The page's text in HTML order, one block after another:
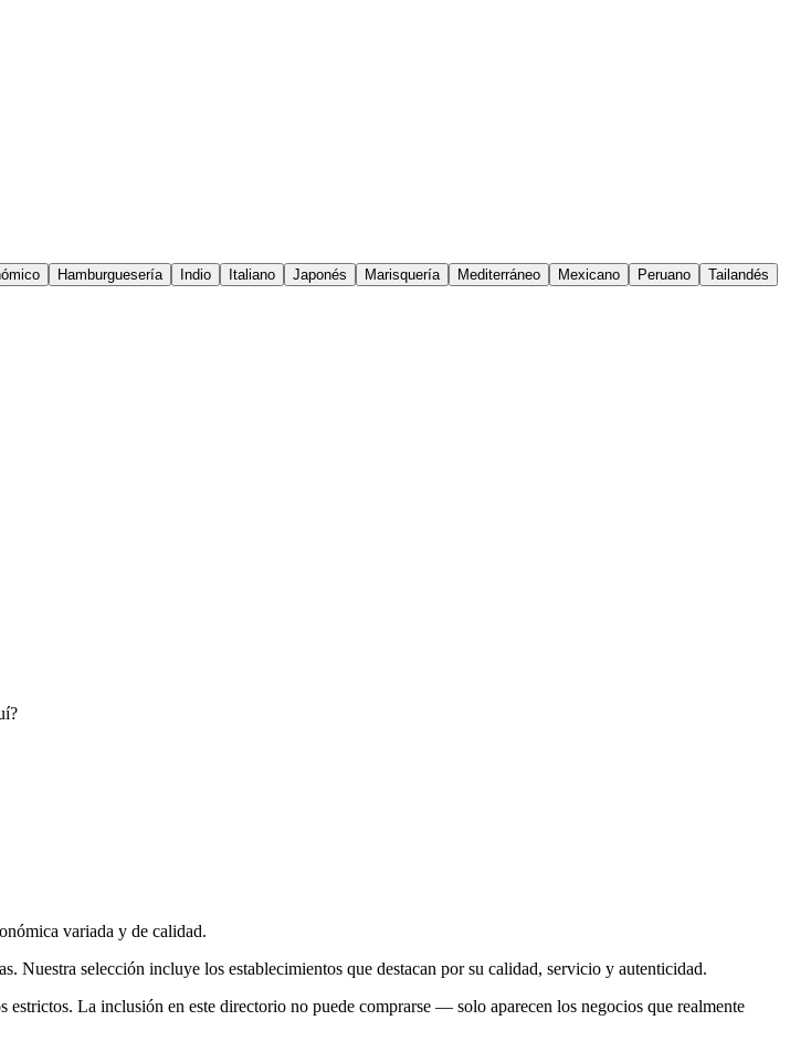
Hamburguesería Indio Italiano Japonés Marisquería Mediterráneo Mexicano Peruano
Tailandés
variada y de calidad.
Nuestra selección incluye los establecimientos que destacan por su calidad, servicio y autenticidad.
estrictos. La inclusión en este directorio no puede comprarse — solo aparecen los negocios que realmente